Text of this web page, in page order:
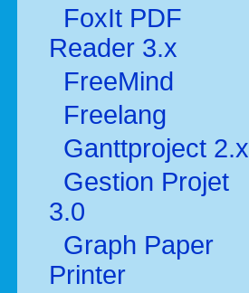
FoxIt PDF
Reader 3.x
FreeMind
Freelang
Ganttproject 2.x
Gestion Projet
3.0
Graph Paper
Printer